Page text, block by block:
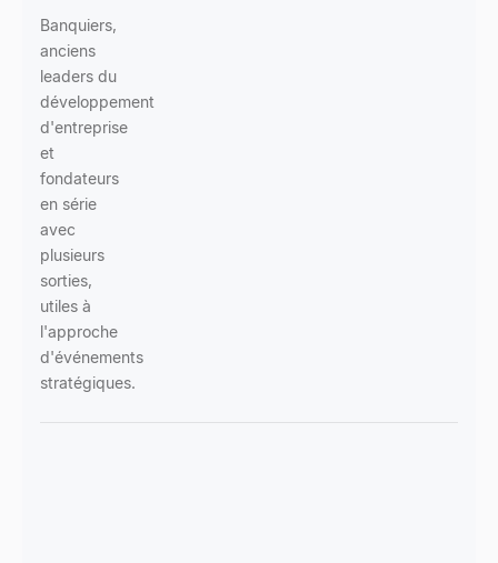
Banquiers,
anciens
leaders du
développement
d'entreprise
et
fondateurs
en série
avec
plusieurs
sorties,
utiles à
l'approche
d'événements
stratégiques.